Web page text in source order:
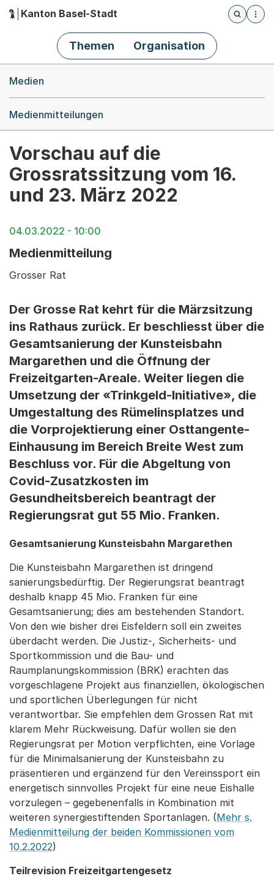
Hauptnavigation
Kanton Basel-Stadt
Öffnet
Themen Organisation
Medien
Medienmitteilungen
Vorschau auf die
Grossratssitzung vom 16.
und 23. März 2022
04.03.2022 - 10:00
Medienmitteilung
Grosser Rat
Der Grosse Rat kehrt für die Märzsitzung
ins Rathaus zurück. Er beschliesst über die
Gesamtsanierung der Kunsteisbahn
Margarethen und die Öffnung der
Freizeitgarten-Areale. Weiter liegen die
Umsetzung der «Trinkgeld-Initiative», die
Umgestaltung des Rümelinsplatzes und
die Vorprojektierung einer Osttangente-
Einhausung im Bereich Breite West zum
Beschluss vor. Für die Abgeltung von
Covid-Zusatzkosten im
Gesundheitsbereich beantragt der
Regierungsrat gut 55 Mio. Franken.
Gesamtsanierung Kunsteisbahn Margarethen
Die Kunsteisbahn Margarethen ist dringend
sanierungsbedürftig. Der Regierungsrat beantragt
deshalb knapp 45 Mio. Franken für eine
Gesamtsanierung; dies am bestehenden Standort.
Von den wie bisher drei Eisfeldern soll ein zweites
überdacht werden. Die Justiz-, Sicherheits- und
Sportkommission und die Bau- und
Raumplanungskommission (BRK) erachten das
vorgeschlagene Projekt aus finanziellen, ökologischen
und sportlichen Überlegungen für nicht
verantwortbar. Sie empfehlen dem Grossen Rat mit
klarem Mehr Rückweisung. Dafür wollen sie den
Regierungsrat per Motion verpflichten, eine Vorlage
für die Minimalsanierung der Kunsteisbahn zu
präsentieren und ergänzend für den Vereinssport ein
energetisch sinnvolles Projekt für eine neue Eishalle
vorzulegen – gegebenenfalls in Kombination mit
weiteren synergiestiftenden Sportanlagen. (Mehr s.
Medienmitteilung der beiden Kommissionen vom
10.2.2022)
Teilrevision Freizeitgartengesetz